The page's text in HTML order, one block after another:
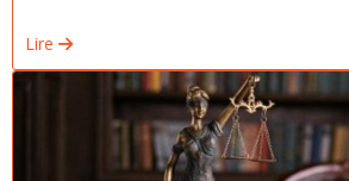
Lire